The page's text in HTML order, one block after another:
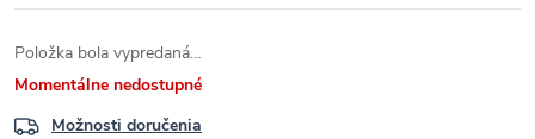
Položka bola vypredaná…
Momentálne nedostupné
Možnosti doručenia